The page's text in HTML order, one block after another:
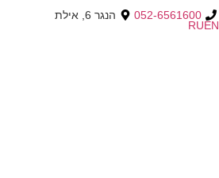
052-6561600
הנגר 6, אילת
EN
RU